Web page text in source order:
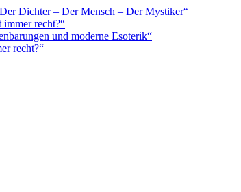
Dichter – Der Mensch – Der Mystiker“
recht?“
und moderne Esoterik“
recht?“